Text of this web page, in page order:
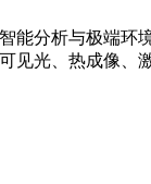
分析与极端
见光、热成像